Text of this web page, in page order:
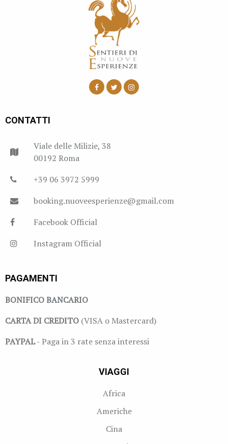
CONTATTI
Viale delle Milizie, 38
00192 Roma
+39 06 3972 5999
booking.nuoveesperienze@gmail.com
Facebook Official
Instagram Official
PAGAMENTI
BONIFICO BANCARIO
CARTA DI CREDITO (VISA o Mastercard)
PAYPAL- Paga in 3 rate senza interessi
VIAGGI
Africa
Americhe
Cina